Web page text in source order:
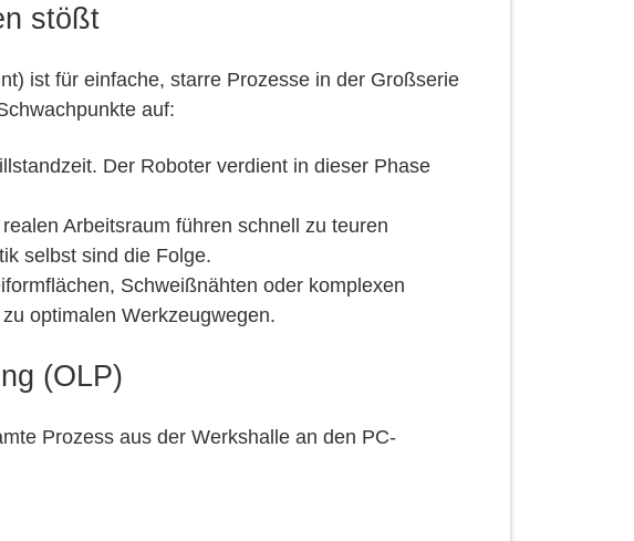
stößt
ist für einfache, starre Prozesse in der Großserie
auf:
Der Roboter verdient in dieser Phase
Arbeitsraum führen schnell zu teuren
selbst sind die Folge.
Schweißnähten oder komplexen
optimalen Werkzeugwegen.
(OLP)
Prozess aus der Werkshalle an den PC-